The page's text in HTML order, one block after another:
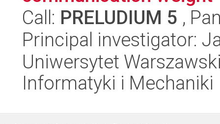
Call: PRELUDIUM 5 ,
Principal investigator:
Uniwersytet
Informatyki i Mechaniki